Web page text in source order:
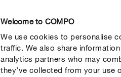
Welcome to COMPO
We use cookies to personalise
traffic. We also share
analytics partners who may
they’ve collected from your use
Produtos